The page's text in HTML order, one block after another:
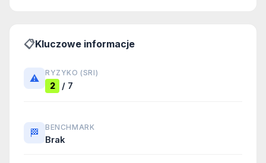
📋Kluczowe informacje
⚠️ RYZYKO (SRI)
2 / 7
🏁 BENCHMARK
Brak